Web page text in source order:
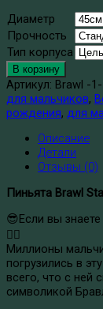
Диаметр
Прочность
Тип корпуса
В корзину
Артикул: Brawl -1-
для мальчиков,
рождения, для
Описание
Детали
Отзывы (0)
Пиньята Brawl
😎Если вы
✌🏻
Миллионы
погрузились в
всего, что с ней
символикой